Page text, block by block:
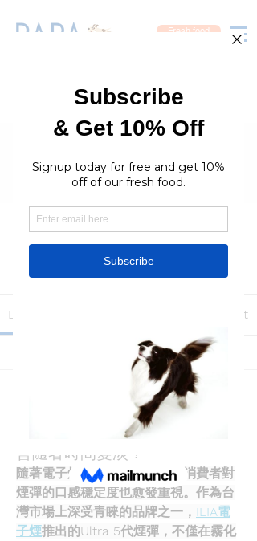
Fresh food
Groups
RaraPetcare Group
Public · 396 members
Join
Discussion About
ILIA Ultra 5代煙彈的口味是否
會隨著時間變淡？
隨著電子煙市場的快速成長，消費者對
煙彈的口感穩定度也愈發重視。作為台
灣市場上深受青睞的品牌之一， ILIA電
子煙推出的Ultra 5代煙彈，不僅在霧化